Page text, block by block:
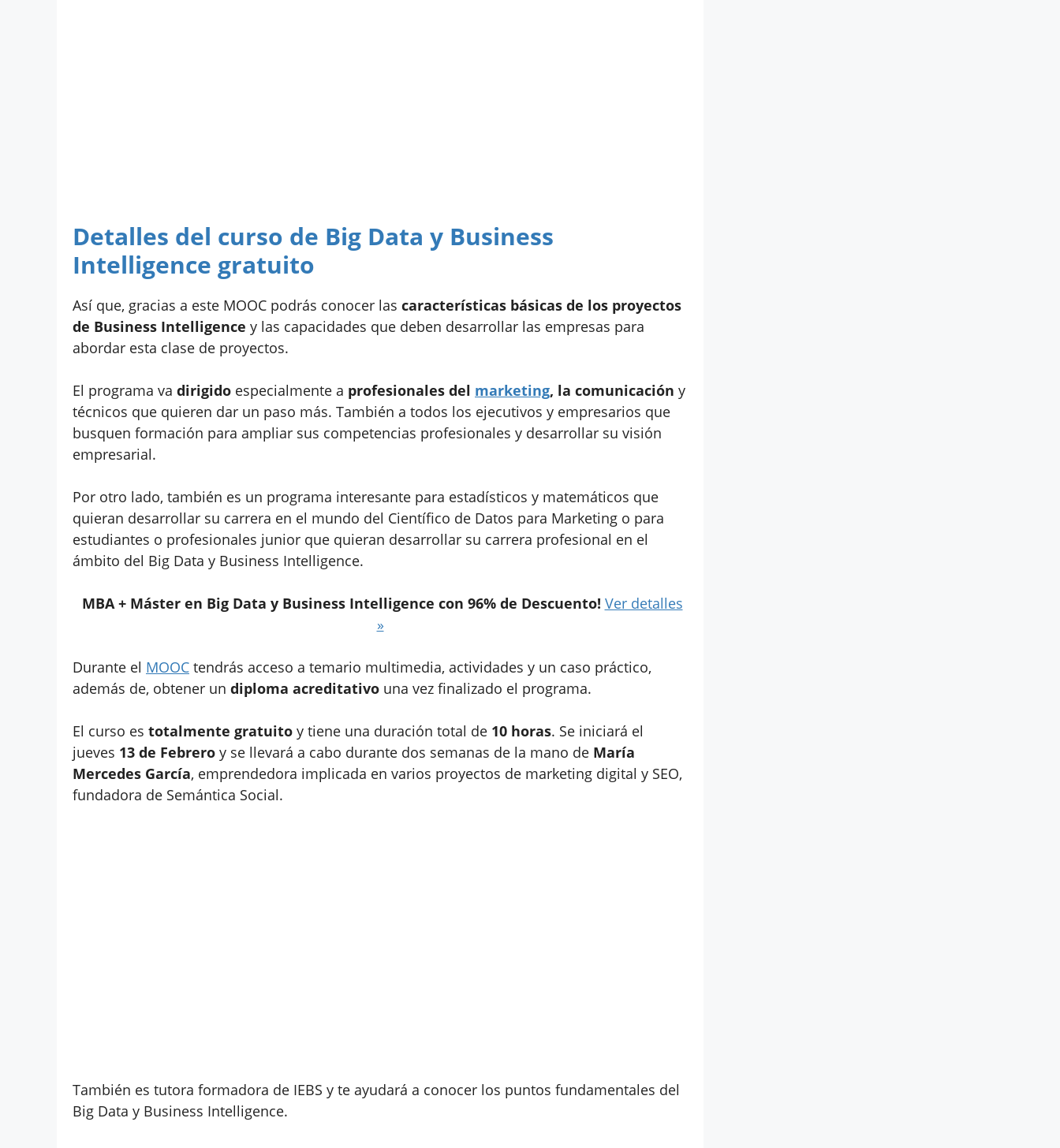
Detalles del curso de Big Data y Business
Intelligence gratuito
Así que, gracias a este MOOC podrás conocer las características básicas de los proyectos
de Business Intelligence y las capacidades que deben desarrollar las empresas para
abordar esta clase de proyectos.
El programa va dirigido especialmente a profesionales del marketing, la comunicación y
técnicos que quieren dar un paso más. También a todos los ejecutivos y empresarios que
busquen formación para ampliar sus competencias profesionales y desarrollar su visión
empresarial.
Por otro lado, también es un programa interesante para estadísticos y matemáticos que
quieran desarrollar su carrera en el mundo del Científico de Datos para Marketing o para
estudiantes o profesionales junior que quieran desarrollar su carrera profesional en el
ámbito del Big Data y Business Intelligence.
MBA + Máster en Big Data y Business Intelligence con 96% de Descuento! Ver detalles
»
Durante el MOOC tendrás acceso a temario multimedia, actividades y un caso práctico,
además de, obtener un diploma acreditativo una vez finalizado el programa.
El curso es totalmente gratuito y tiene una duración total de 10 horas. Se iniciará el
jueves 13 de Febrero y se llevará a cabo durante dos semanas de la mano de María
Mercedes García, emprendedora implicada en varios proyectos de marketing digital y SEO,
fundadora de Semántica Social.
También es tutora formadora de IEBS y te ayudará a conocer los puntos fundamentales del
Big Data y Business Intelligence.